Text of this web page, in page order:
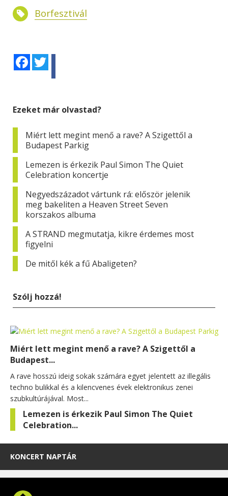
Borfesztivál
Facebook
Ezeket már olvastad?
Miért lett megint menő a rave? A Szigettől a
Budapest Parkig
Lemezen is érkezik Paul Simon The Quiet
Celebration koncertje
Negyedszázadot vártunk rá: először jelenik
meg bakeliten a Heaven Street Seven
korszakos albuma
A STRAND megmutatja, kikre érdemes most
figyelni
De mitől kék a fű Abaligeten?
Szólj hozzá!
Miért lett megint menő a rave? A Szigettől a
Budapest...
A rave hosszú ideig sokak számára egyet jelentett az illegális
techno bulikkal és a kilencvenes évek elektronikus zenei
szubkultúrájával. Most...
Lemezen is érkezik Paul Simon The Quiet
Celebration...
KONCERT NAPTÁR